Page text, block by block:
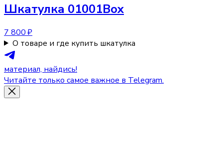
Шкатулка 01001Box
7 800 ₽
О товаре и где купить шкатулка
материал, найдись!
Читайте только самое важное в Telegram.